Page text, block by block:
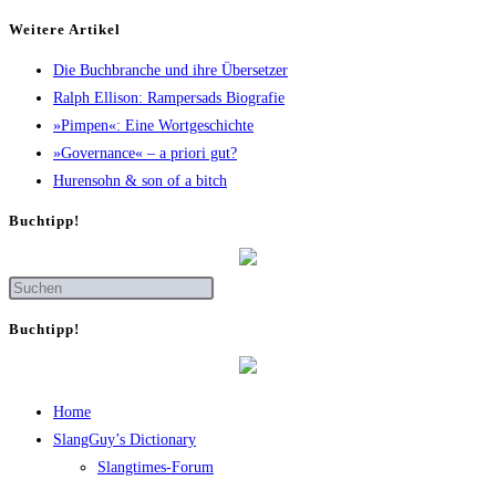
Wei­te­re Artikel
Die Buch­bran­che und ihre Übersetzer
Ralph Elli­son: Ram­pers­ads Biografie
»Pim­pen«: Eine Wortgeschichte
»Gover­nan­ce« – a prio­ri gut?
Huren­sohn & son of a bitch
Buch­tipp!
Buch­tipp!
Home
SlangGuy’s Dic­tion­a­ry
Slang­times-Forum